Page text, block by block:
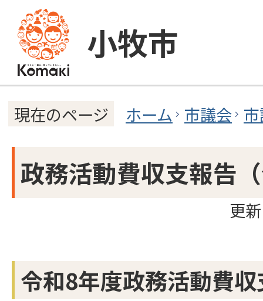
小牧市
現在のページ ホーム 市議会
政務活動費収支報告
更
令和8年度政務活動費